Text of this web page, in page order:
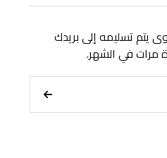
يتم تسليمه إلى بريدك
مرات في الشهر.